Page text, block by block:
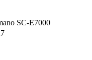
SC-E7000